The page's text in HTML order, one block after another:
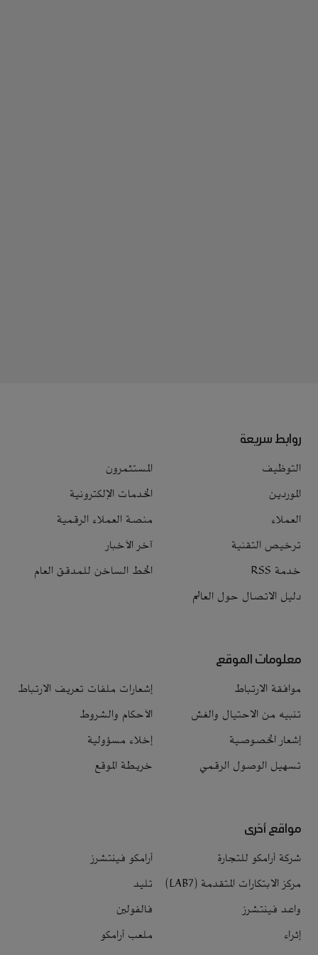
روابط سريعة
التوظيف
المستثمرون
الموردين
الخدمات الإلكترونية
العملاء
منصة العملاء الرقمية
ترخيص التقنية
آخر الأخبار
خدمة RSS
الخط الساخن للمدقق العام
دليل الاتصال حول العالم
معلومات الموقع
موافقة الارتباط
إشعارات ملفات تعريف الارتباط
تنبيه من الاحتيال والغش
الأحكام والشروط
إشعار الخصوصية
إخلاء مسؤولية
تسهيل الوصول الرقمي
خريطة الموقع
مواقع أخرى
شركة أرامكو للتجارة
أرامكو فينتشرز
مركز الابتكارات المتقدمة (LAB7)
تليد
واعد فينتشرز
فالفولين
إثراء
ملعب أرامكو